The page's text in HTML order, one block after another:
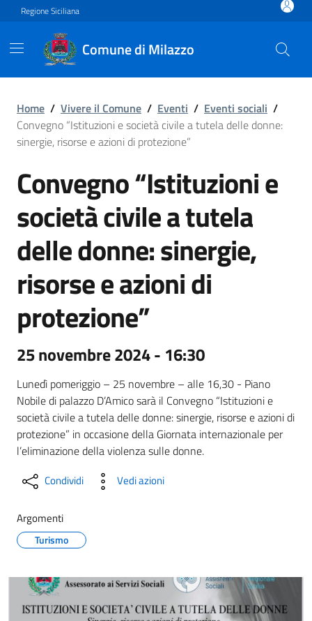
Vai ai contenuti
Vai al footer
Regione Siciliana
Comune di Milazzo
Convegno “Istituzioni e
Home / Vivere il Comune / Eventi / Eventi sociali /
Convegno “Istituzioni e società civile a tutela delle donne:
sinergie, risorse e azioni di protezione”
Convegno “Istituzioni e
società civile a tutela
delle donne: sinergie,
risorse e azioni di
protezione”
25 novembre 2024 - 16:30
Lunedì pomeriggio – 25 novembre – alle 16,30 - Piano
Nobile di palazzo D’Amico sarà il Convegno “Istituzioni e
società civile a tutela delle donne: sinergie, risorse e azioni di
protezione” in occasione della Giornata internazionale per
l’eliminazione della violenza sulle donne.
Condividi Vedi azioni
Argomenti
Turismo